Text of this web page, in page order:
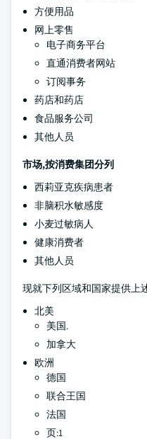
方便用品
网上零售
电子商务平台
直通消费者网站
订阅事务
药店和药店
食品服务公司
其他人员
市场,按消费集团分列
西莉亚克疾病患者
非脑积水敏感度
小麦过敏病人
健康消费者
其他人员
现就下列区域和国家提供上
北美
美国.
加拿大
欧洲
德国
联合王国
法国
页:1